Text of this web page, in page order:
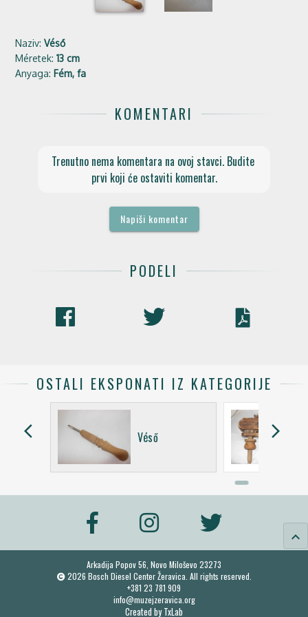
Naziv:Véső
Méretek:13 cm
Anyaga: Fém, fa
KOMENTARI
Trenutno nema komentara na ovoj stavci. Budite
prvi koji će ostaviti komentar.
Napiši komentar
PODELI
OSTALI EKSPONATI IZ KATEGORIJE
arrow_back_ios Véső arrow_forward_ios
keyboard_arrow_up
Arkadija Popov 56, Novo Miloševo 23273
2026 Bosch Diesel Center Žeravica. All rights reserved.
+381 23 781 909
info@muzejzeravica.org
Created byTxLab